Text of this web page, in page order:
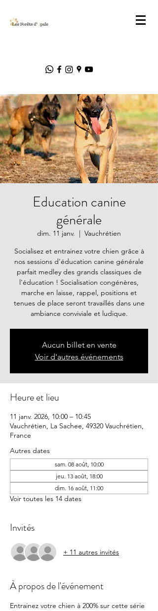
Education canine
générale
dim. 11 janv.
  |
Vauchrétien
Socialisez et entrainez votre chien grâce à
nos sessions d'éducation canine générale
parfait medley des grands classiques de
l'éducation ! Socialisation congénères,
marche en laisse, rappel, positions et
tenues de place seront travaillés dans une
ambiance conviviale et ludique.
Aucun billet en vente
Voir d'autres événements
Heure et lieu
11 janv. 2026, 10:00 – 10:45
Vauchrétien, La Sachee, 49320 Vauchrétien,
France
Autres dates
sam. 08 août, 10:00
jeu. 13 août, 18:00
dim. 16 août, 11:00
Voir toutes les 14 dates
Invités
+ 11 autres invités
À propos de l'événement
Entrainez votre chien à 200% sur cette série